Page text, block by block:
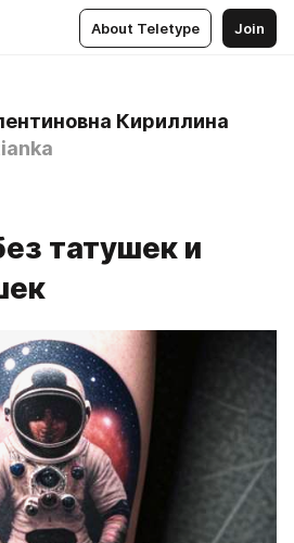
About Teletype Join
Кириллина
татушек и